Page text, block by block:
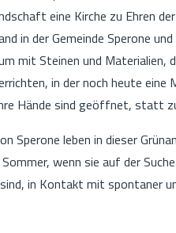
eine Kirche zu Ehren
in der Gemeinde Sperone
mit Steinen und Materialien,
in der noch heute
Hände sind geöffnet, statt
Sperone leben in dieser
wenn sie auf der
in Kontakt mit spontaner